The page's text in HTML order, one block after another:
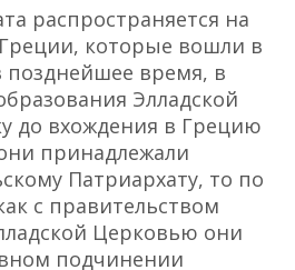
распространяется на
которые вошли в
позднейшее время, в
Элладской
до вхождения в Грецию
принадлежали
Патриархату, то по
с правительством
Церковью они
подчинении